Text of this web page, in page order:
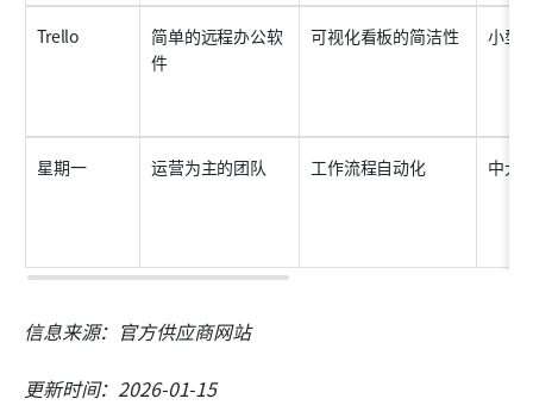
Trello
简单的远程办公软
件
可视化看板的简洁性 小型
星期一 运营为主的团队 工作流程自动化 中大
信息来源：官方供应商网站
更新时间：2026-01-15